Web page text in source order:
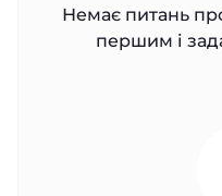
Немає питань
першим і